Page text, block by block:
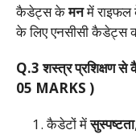
कैडेट्स केमनमें राइफल
के लिए एनसीसी कैडेट्स
Q.3 शस्त्र प्रशिक्षण से
05 MARKS )
1. कैडेटों मेंसुस्पष्टता